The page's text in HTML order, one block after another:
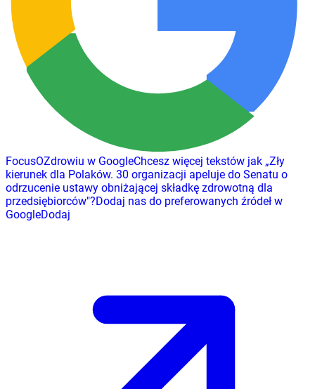
FocusOZdrowiu w GoogleChcesz więcej tekstów jak „Zły
kierunek dla Polaków. 30 organizacji apeluje do Senatu o
odrzucenie ustawy obniżającej składkę zdrowotną dla
przedsiębiorców"?Dodaj nas do preferowanych źródeł w
GoogleDodaj